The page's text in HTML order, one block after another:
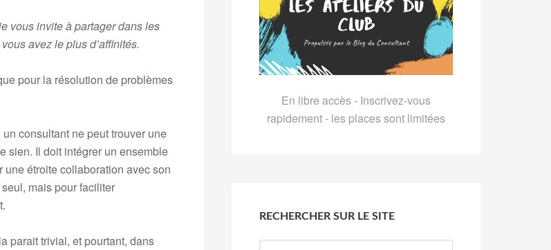
vous invite à partager dans les
avez le plus d’affinités.
pour la résolution de problèmes
un consultant ne peut trouver une
sien. Il doit intégrer un ensemble
étroite collaboration avec son
mais pour faciliter
parait trivial, et pourtant, dans
En libre accès - Inscrivez-vous
rapidement - les places sont limitées
RECHERCHER SUR LE SITE